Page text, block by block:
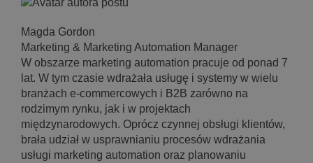
Magda Gordon
Marketing & Marketing Automation Manager
W obszarze marketing automation pracuje od ponad 7
lat. W tym czasie wdrażała usługę i systemy w wielu
branżach e-commercowych i B2B zarówno na
rodzimym rynku, jak i w projektach
międzynarodowych. Oprócz czynnej obsługi klientów,
brała udział w usprawnianiu procesów wdrażania
usługi marketing automation oraz planowaniu